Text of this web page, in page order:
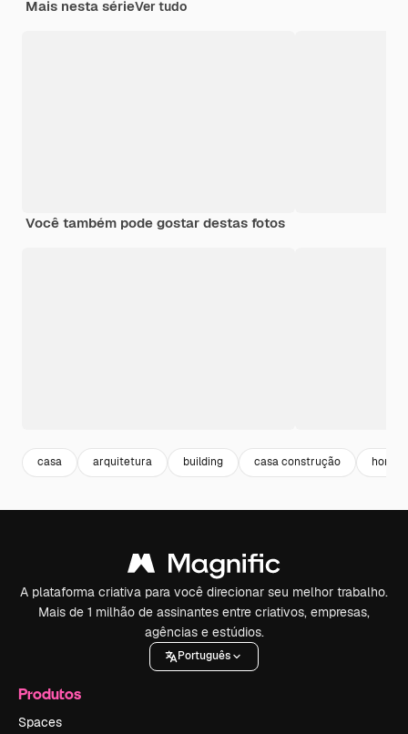
Mais nesta sérieVer tudo
Você também pode gostar destas fotos
casa arquitetura building casa construção home
A plataforma criativa para você direcionar seu melhor trabalho.
Mais de 1 milhão de assinantes entre criativos, empresas,
agências e estúdios.
Português
Produtos
Spaces